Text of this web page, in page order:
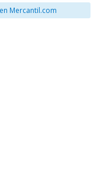
Mercantil.com